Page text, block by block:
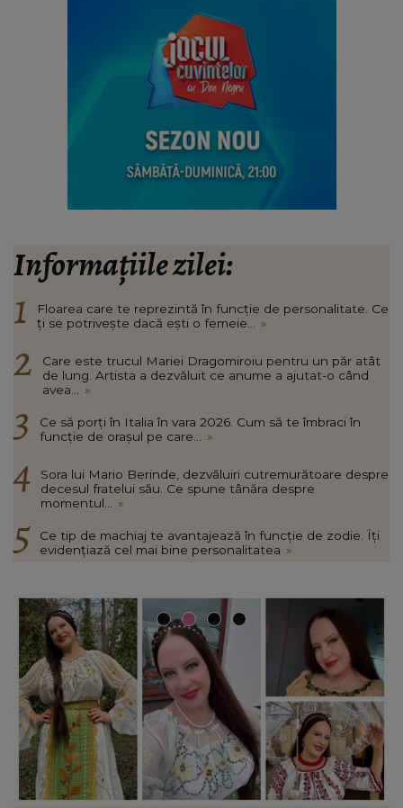
Informațiile zilei:
Floarea care te reprezintă în funcție de personalitate. Ce
ți se potrivește dacă ești o femeie...
»
Care este trucul Mariei Dragomiroiu pentru un păr atât
de lung. Artista a dezvăluit ce anume a ajutat-o când
avea...
»
Ce să porți în Italia în vara 2026. Cum să te îmbraci în
funcție de orașul pe care...
»
Sora lui Mario Berinde, dezvăluiri cutremurătoare despre
decesul fratelui său. Ce spune tânăra despre
momentul...
»
Ce tip de machiaj te avantajează în funcție de zodie. Îți
evidențiază cel mai bine personalitatea »